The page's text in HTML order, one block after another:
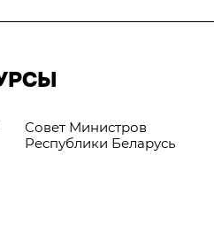
Совет Министров
Республики Беларусь